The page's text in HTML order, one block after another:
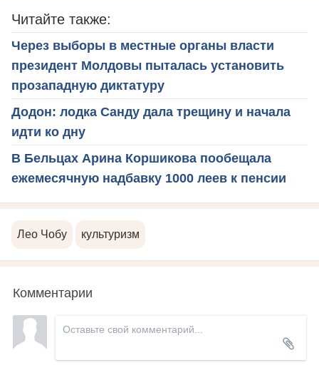
Читайте также:
Через выборы в местные органы власти
президент Молдовы пыталась установить
прозападную диктатуру
Додон: лодка Санду дала трещину и начала
идти ко дну
В Бельцах Арина Коршикова пообещала
ежемесячную надбавку 1000 леев к пенсии
Лео Чобу культуризм
Комментарии